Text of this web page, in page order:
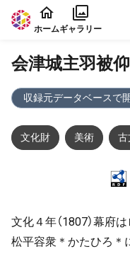
本文に飛ぶ
ホームギャラリー
会津城主羽被
収録元データベースで
文化財 美術 古
文化４年（1807）幕府
松平容衆＊かたひろ＊